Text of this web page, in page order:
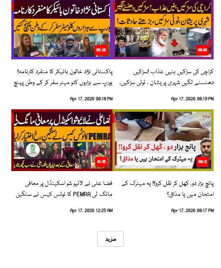
08:48
کراچی کی سڑکیں بنیں عذاب !سڑکیں
دھنسنے لگیں شہری پریشان ، ٹوٹی سڑکیں،
Apr 17, 2026 08:19 PM
06:28
پاکستانی نژاد خاتون بائیکر کا منفرد کارنامہ!
یورپ سے ہزاروں کلو میٹر سفر کر کے وطن پہنچ
Apr 17, 2026 08:18 PM
09:12
پانچ ہزار دو، کھل کر نقل کرو!! یہ میٹرک کے
امتحان میں یا مذاق؟
Apr 17, 2026 08:17 PM
01:35
فضا علی نے لائیو شو اسکینڈل پر معافی
مانگ لی PEMRA کا نوٹس کیس نے سنگین
Apr 17, 2026 12:25 AM
مزید